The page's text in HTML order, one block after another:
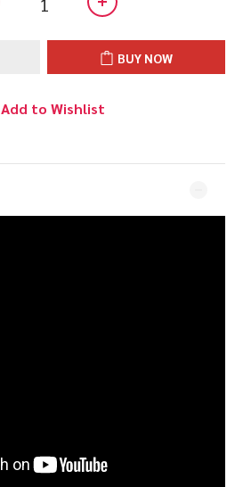
BUY NOW
Add to Wishlist